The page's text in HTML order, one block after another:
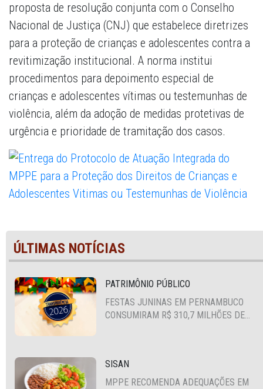
proposta de resolução conjunta com o Conselho
Nacional de Justiça (CNJ) que estabelece diretrizes
para a proteção de crianças e adolescentes contra a
revitimização institucional. A norma institui
procedimentos para depoimento especial de
crianças e adolescentes vítimas ou testemunhas de
violência, além da adoção de medidas protetivas de
urgência e prioridade de tramitação dos casos.
ÚLTIMAS NOTÍCIAS
PATRIMÔNIO PÚBLICO
FESTAS JUNINAS EM PERNAMBUCO
CONSUMIRAM R$ 310,7 MILHÕES DE
SISAN
MPPE RECOMENDA ADEQUAÇÕES EM